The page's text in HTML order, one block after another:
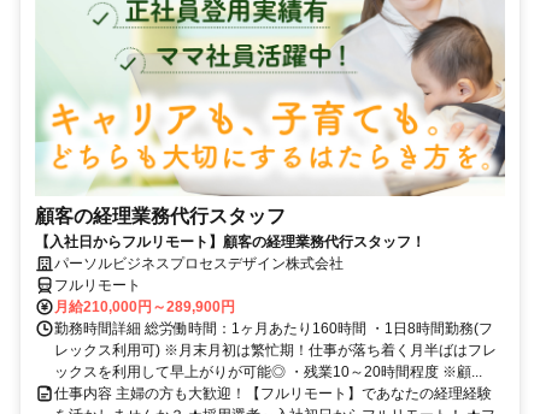
顧客の経理業務代行スタッフ
【入社日からフルリモート】顧客の経理業務代行スタッフ！
パーソルビジネスプロセスデザイン株式会社
フルリモート
月給210,000円～289,900円
勤務時間詳細 総労働時間：1ヶ月あたり160時間 ・1日8時間勤務(フ
レックス利用可) ※月末月初は繁忙期！仕事が落ち着く月半ばはフレ
ックスを利用して早上がりが可能◎ ・残業10～20時間程度 ※顧...
仕事内容 主婦の方も大歓迎！【フルリモート】であなたの経理経験